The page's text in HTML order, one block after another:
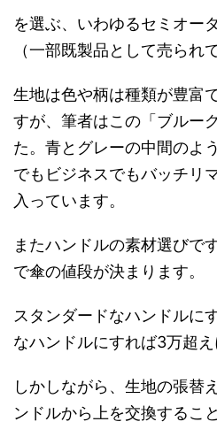
を選ぶ、いわゆるセミオー
（一部既製品として売られ
生地は色や柄は種類が豊富
すが、筆者はこの「ブルー
た。青とグレーの中間のよ
でもビジネスでもバッチリ
入っています。
またハンドルの素材選びで
で傘の値段が決まります。
スタンダードなハンドルに
なハンドルにすれば3万超え
しかしながら、生地の張替
ンドルから上を交換するこ